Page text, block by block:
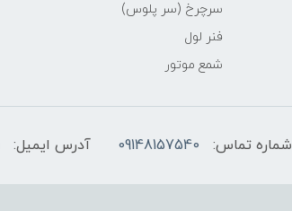
سرچرخ (سر پلوس)
فنر لول
شمع موتور
شماره تماس: 09148157540 آدرس ایمیل: